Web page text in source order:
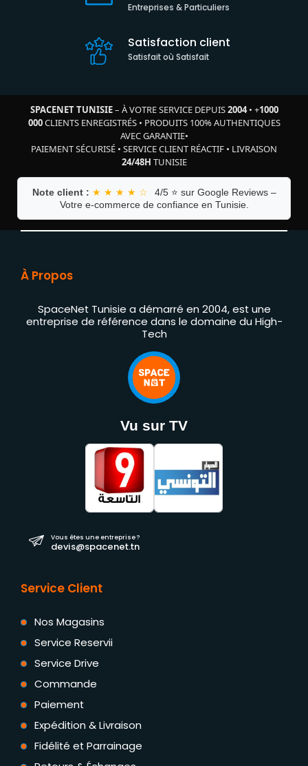
Entreprises & Particuliers
Satisfaction client
Satisfait où Satisfait
SPACENET TUNISIE– À VOTRE SERVICE DEPUIS2004• +1000
000CLIENTS ENREGISTRÉS• PRODUITS 100% AUTHENTIQUES
AVEC GARANTIE•
PAIEMENT SÉCURISÉ • SERVICE CLIENT RÉACTIF • LIVRAISON
24/48H TUNISIE
Note client : ★ ★ ★ ★ ☆
4/5 ⭐ sur Google Reviews –
Votre e-commerce de confiance en Tunisie.
À Propos
SpaceNet Tunisie a démarré en 2004, est une
entreprise de référence dans le domaine du High-
Tech
Vu sur TV
Vous êtes une entreprise ?
devis@spacenet.tn
Service Client
Nos Magasins
Service Reservii
Service Drive
Commande
Paiement
Expédition & Livraison
Fidélité et Parrainage